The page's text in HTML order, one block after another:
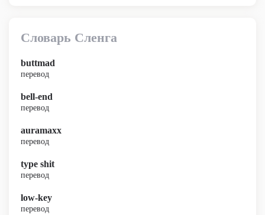
Словарь Сленга
buttmad
перевод
bell-end
перевод
auramaxx
перевод
type shit
перевод
low-key
перевод